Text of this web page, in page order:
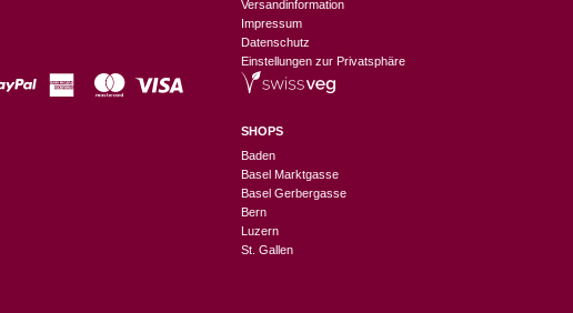
Versandinformation
Impressum
Datenschutz
Einstellungen zur Privatsphäre
SHOPS
Baden
Basel Marktgasse
Basel Gerbergasse
Bern
Luzern
St. Gallen